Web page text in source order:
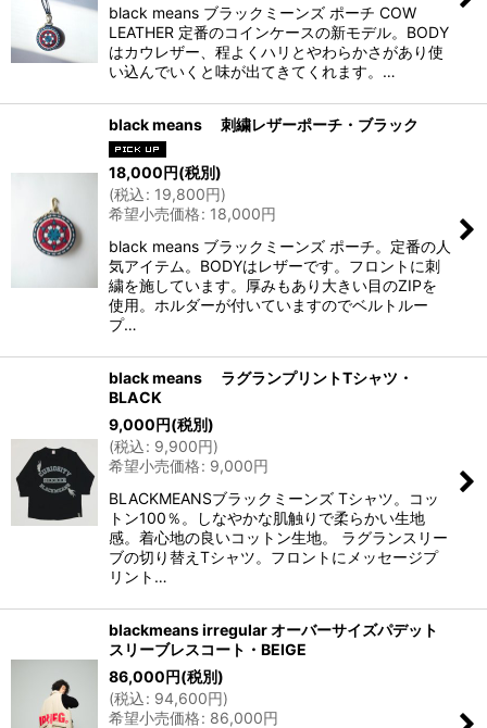
black means ブラックミーンズ ポーチ COW
LEATHER 定番のコインケースの新モデル。BODY
はカウレザー、程よくハリとやわらかさがあり使
い込んでいくと味が出てきてくれます。…
black means 刺繍レザーポーチ・ブラック
18,000円(税別)
(税込: 19,800円)
希望小売価格: 18,000円
black means ブラックミーンズ ポーチ。定番の人
気アイテム。BODYはレザーです。フロントに刺
繍を施しています。厚みもあり大きい目のZIPを
使用。ホルダーが付いていますのでベルトルー
プ…
black means ラグランプリントTシャツ・
BLACK
9,000円(税別)
(税込: 9,900円)
希望小売価格: 9,000円
BLACKMEANSブラックミーンズ Tシャツ。コッ
トン100％。しなやかな肌触りで柔らかい生地
感。着心地の良いコットン生地。 ラグランスリー
ブの切り替えTシャツ。フロントにメッセージプ
リント…
blackmeans irregular オーバーサイズパデット
スリーブレスコート・BEIGE
86,000円(税別)
(税込: 94,600円)
希望小売価格: 86,000円